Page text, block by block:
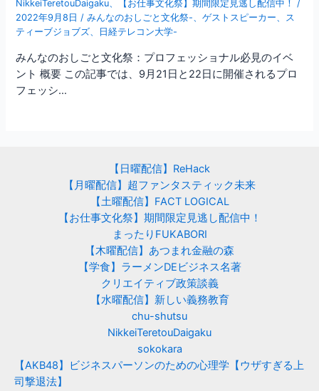
NikkeiTeretouDaigaku、 【お仕事文化祭】期間限定見逃し配信中！ /
2022年9月8日 /みんなのおしごと文化祭-、ゲストスピーカー、 ス
ティーブジョブズ、 日経テレコン大学-
みんなのおしごと文化祭：プロフェッショナル必見のイベ
ント 概要 この記事では、9月21日と22日に開催されるプロ
フェッシ…
【日曜配信】ReHack
【月曜配信】超ファンタスティック未来
【土曜配信】FACT LOGICAL
【お仕事文化祭】期間限定見逃し配信中！
まったりFUKABORI
【木曜配信】あつまれ金融の森
【学食】ラーメンDEビジネス名著
クリエイティブ政策談義
【水曜配信】新しい義務教育
chu-shutsu
NikkeiTeretouDaigaku
sokokara
【AKB48】ビジネスパーソンのための心理学【ウザすぎる上
司撃退法】